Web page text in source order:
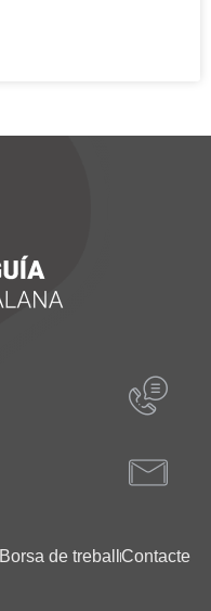
Borsa de treball Contacte